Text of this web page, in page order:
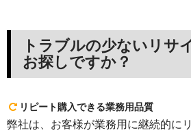
トラブルの少ないリサ
お探しですか？
リピート購入できる業務用品質
弊社は、お客様が業務用に継続的に